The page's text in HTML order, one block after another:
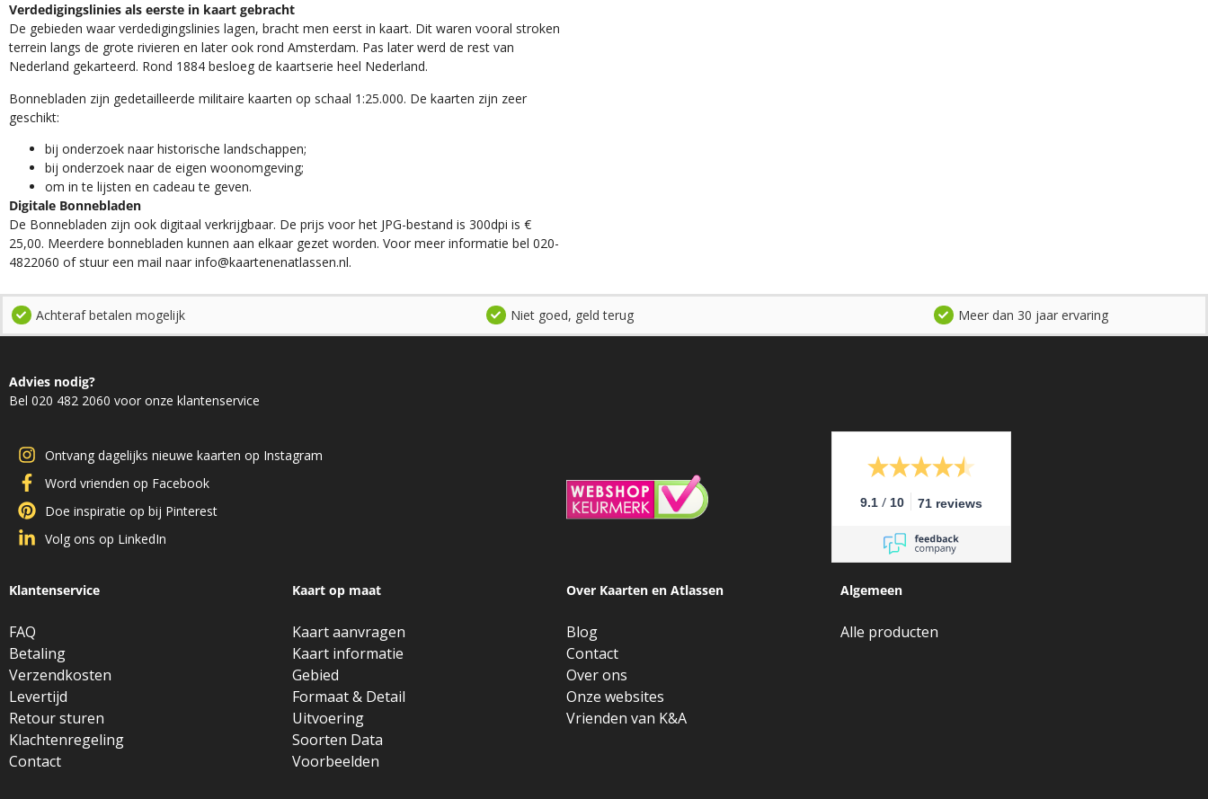
Verdedigingslinies als eerste in kaart gebracht
De gebieden waar verdedigingslinies lagen, bracht men eerst in kaart. Dit waren vooral stroken
terrein langs de grote rivieren en later ook rond Amsterdam. Pas later werd de rest van
Nederland gekarteerd. Rond 1884 besloeg de kaartserie heel Nederland.
Bonnebladen zijn gedetailleerde militaire kaarten op schaal 1:25.000. De kaarten zijn zeer
geschikt:​
​bij onderzoek naar historische landschappen;
bij onderzoek naar de eigen woonomgeving;
om in te lijsten en cadeau te geven.
Digitale Bonnebladen
De Bonnebladen zijn ook digitaal verkrijgbaar. De prijs voor het JPG-bestand is 300dpi is €
25,00. Meerdere bonnebladen kunnen aan elkaar gezet worden. Voor meer informatie bel 020-
4822060 of stuur een mail naar info@kaartenenatlassen.nl.
Achteraf betalen mogelijk Niet goed, geld terug Meer dan 30 jaar ervaring
Advies nodig?
Bel 020 482 2060 voor onze klantenservice
Ontvang dagelijks nieuwe kaarten op Instagram
Word vrienden op Facebook
Doe inspiratie op bij Pinterest
Volg ons op LinkedIn
9.1 / 10 71 reviews
Klantenservice
FAQ
Betaling
Verzendkosten
Levertijd
Retour sturen
Klachtenregeling
Contact
Kaart op maat
Kaart aanvragen
Kaart informatie
Gebied
Formaat & Detail
Uitvoering
Soorten Data
Voorbeelden
Over Kaarten en Atlassen
Blog
Contact
Over ons
Onze websites
Vrienden van K&A
Algemeen
Alle producten